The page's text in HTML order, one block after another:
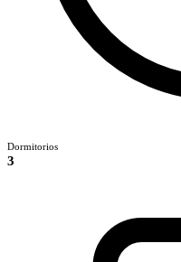
Dormitorios
3